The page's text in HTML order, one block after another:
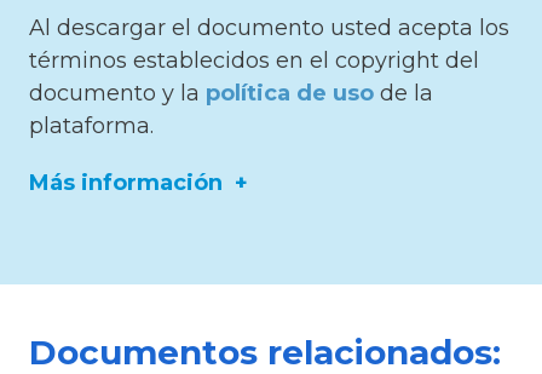
Al descargar el documento usted acepta los
términos establecidos en el copyright del
documento y la política de uso de la
plataforma.
Más información
Documentos relacionados: